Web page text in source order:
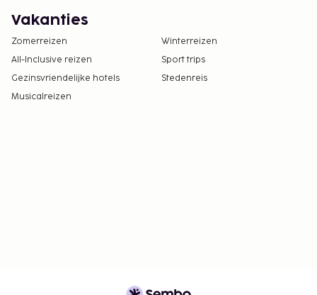
Vakanties
Zomerreizen
Winterreizen
All-Inclusive reizen
Sport trips
Gezinsvriendelijke hotels
Stedenreis
Musicalreizen